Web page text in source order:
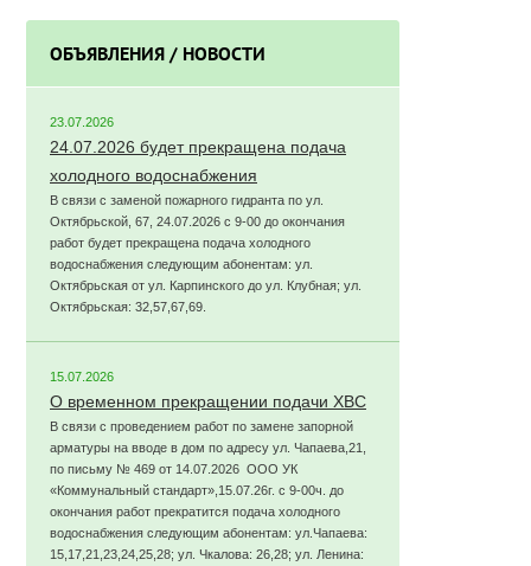
ОБЪЯВЛЕНИЯ / НОВОСТИ
23.07.2026
24.07.2026 будет прекращена подача
холодного водоснабжения
В связи с заменой пожарного гидранта по ул.
Октябрьской, 67, 24.07.2026 с 9-00 до окончания
работ будет прекращена подача холодного
водоснабжения следующим абонентам: ул.
Октябрьская от ул. Карпинского до ул. Клубная; ул.
Октябрьская: 32,57,67,69.
15.07.2026
О временном прекращении подачи ХВС
В связи с проведением работ по замене запорной
арматуры на вводе в дом по адресу ул. Чапаева,21,
по письму № 469 от 14.07.2026 ООО УК
«Коммунальный стандарт»,15.07.26г. с 9-00ч. до
окончания работ прекратится подача холодного
водоснабжения следующим абонентам: ул.Чапаева:
15,17,21,23,24,25,28; ул. Чкалова: 26,28; ул. Ленина: